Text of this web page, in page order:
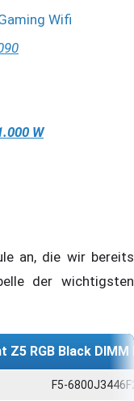
Wifi
W
an, die wir bereits
der wichtigsten
Z5 RGB Black
F5-